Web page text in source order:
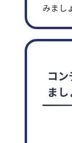
みまし
コ
まし